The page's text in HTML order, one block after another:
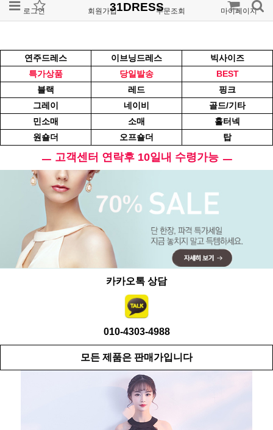
로그인 회원가입 주문조회 마이페이지
31DRESS
연주드레스 이브닝드레스
빅사이즈
특가상품
당일발송
BEST
블랙
레드
핑크
그레이
네이비
골드/기타
민소매
소매
홀터넥
원숄더
오프숄더 탑
ㅡ 고객센터 연락후 10일내 수령가능 ㅡ
카카오톡 상담
010-4303-4988
모든 제품은 판매가입니다